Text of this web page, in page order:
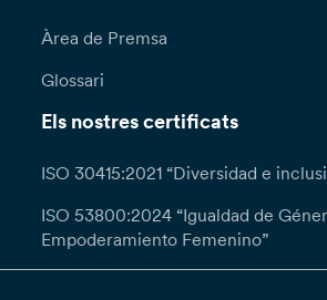
Àrea de Premsa
Glossari
Els nostres certificats
ISO 30415:2021 “Diversidad e
ISO 53800:2024 “Igualdad de
Empoderamiento Femenino”